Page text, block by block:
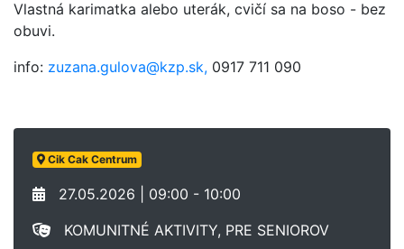
Vlastná karimatka alebo uterák, cvičí sa na boso - bez
obuvi.
info: zuzana.gulova@kzp.sk, 0917 711 090
Cik Cak Centrum
27.05.2026 | 09:00 - 10:00
KOMUNITNÉ AKTIVITY, PRE SENIOROV